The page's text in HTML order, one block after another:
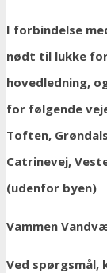
I forbindelse
nødt til lukke
hovedledning,
for følgende
Toften,
Catrinevej,
(udenfor byen)
Vammen
Ved spørgsmål,